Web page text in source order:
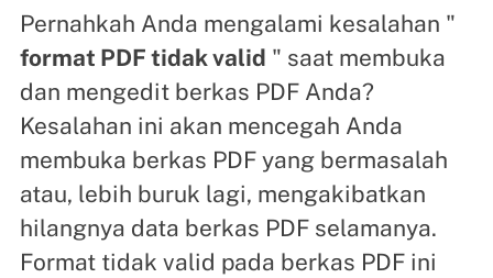
Pernahkah Anda mengalami kesalahan "
format PDF tidak valid " saat membuka
dan mengedit berkas PDF Anda?
Kesalahan ini akan mencegah Anda
membuka berkas PDF yang bermasalah
atau, lebih buruk lagi, mengakibatkan
hilangnya data berkas PDF selamanya.
Format tidak valid pada berkas PDF ini